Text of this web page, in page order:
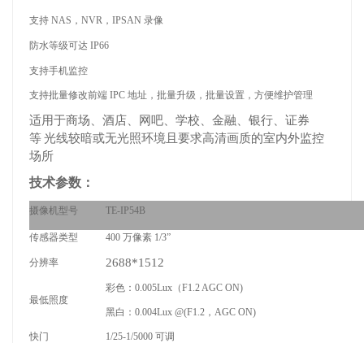
支持 NAS，NVR，IPSAN 录像
防水等级可达 IP66
支持手机监控
支持批量修改前端 IPC 地址，批量升级，批量设置，方便维护管理
适用于商场、酒店、网吧、学校、金融、银行、证券
等光线较暗或无光照环境且要求高清画质的室内外监控
场所
技术参数：
摄像机型号 TE-IP54B
传感器类型 400 万像素 1/3”
分辨率 2688*1512
最低照度
彩色：0.005Lux（F1.2 AGC ON)
黑白：0.004Lux @(F1.2，AGC ON)
快门 1/25-1/5000 可调